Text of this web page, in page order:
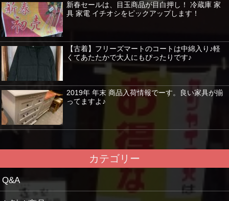
新春セールは、目玉商品が目白押し！ 冷蔵庫 家
具 家電 イチオシをピックアップします！
【古着】フリーズマートのコートは中綿入り♪軽
くてあたたかで大人にもぴったりです♪
2019年 年末 商品入荷情報でーす。良い家具が揃
ってますよ♪
カテゴリー
Q&A